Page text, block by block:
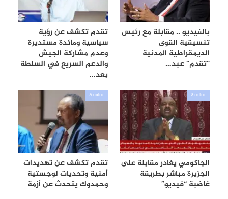
بالفيديو .. مقابلة مع رئيس
تنسيقية القوى
الديمقراطية المدنية
“تقدم” عبد…
تقدم تكشف عن رؤية
سياسية ومائدة مستديرة
وعدم مشاركة الجيش
والدعم السريع في السلطة
بعد…
سياسية
الجاكومي يغادر مقابلة على
الجزيرة مباشر بطريقة
غاضبة “فيديو”
سياسية
تقدم تكشف عن تهديدات
أمنية وتحديات لوجستية
وحمدوك يتحدث عن أزمة